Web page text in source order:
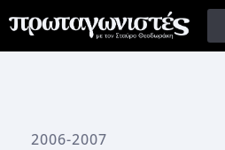
2006-2007